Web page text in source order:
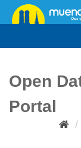
Überspringen
zum
Open
Portal